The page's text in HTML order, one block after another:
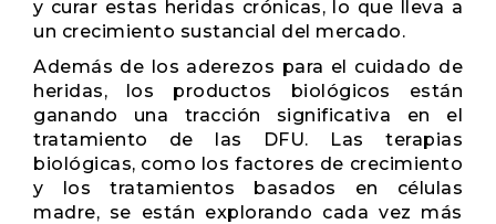
y curar estas heridas crónicas, lo que lleva a
un crecimiento sustancial del mercado.
Además de los aderezos para el cuidado de
heridas, los productos biológicos están
ganando una tracción significativa en el
tratamiento de las DFU. Las terapias
biológicas, como los factores de crecimiento
y los tratamientos basados ​​en células
madre, se están explorando cada vez más